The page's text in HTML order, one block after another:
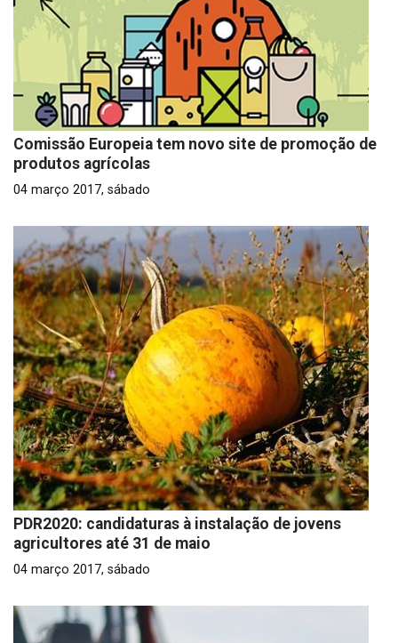
Comissão Europeia tem novo site de promoção de
produtos agrícolas
04 março 2017, sábado
PDR2020: candidaturas à instalação de jovens
agricultores até 31 de maio
04 março 2017, sábado